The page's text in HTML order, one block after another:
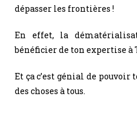
dépasser les frontières !
En effet, la
bénéficier de ton expertise à
Et ça c’est génial de
des choses à tous.